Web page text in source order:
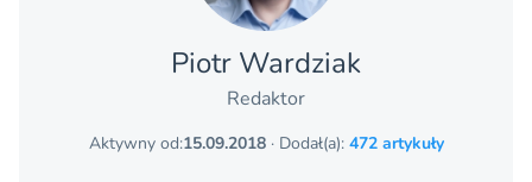
Piotr Wardziak
Redaktor
Aktywny od:15.09.2018· Dodał(a): 472 artykuły